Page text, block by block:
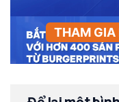
THAM GIA